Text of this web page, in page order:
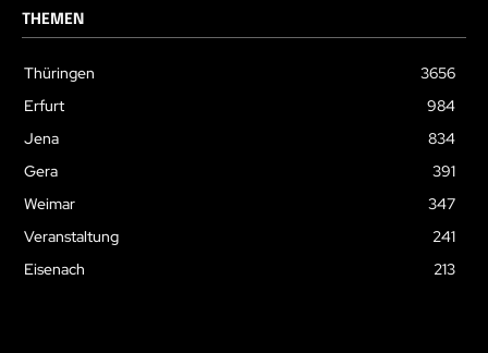
THEMEN
Thüringen
3656
Erfurt
984
Jena
834
Gera
391
Weimar
347
Veranstaltung
241
Eisenach
213